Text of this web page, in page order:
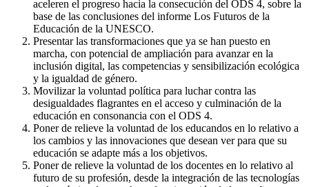
aceleren el progreso hacia la consecución del ODS 4, sobre la
base de las conclusiones del informe Los Futuros de la
Educación de la UNESCO.
Presentar las transformaciones que ya se han puesto en
marcha, con potencial de ampliación para avanzar en la
inclusión digital, las competencias y sensibilización ecológica
y la igualdad de género.
Movilizar la voluntad política para luchar contra las
desigualdades flagrantes en el acceso y culminación de la
educación en consonancia con el ODS 4.
Poner de relieve la voluntad de los educandos en lo relativo a
los cambios y las innovaciones que desean ver para que su
educación se adapte más a los objetivos.
Poner de relieve la voluntad de los docentes en lo relativo al
futuro de su profesión, desde la integración de las tecnologías